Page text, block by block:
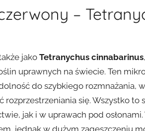
–
jakoTetranychus cinnabarinus
uprawnych na świecie. Ten
do szybkiego rozmnażania,
rozprzestrzeniania się. Wszystko to
jak i w uprawach pod
jednak w dużym zagęszczeniu